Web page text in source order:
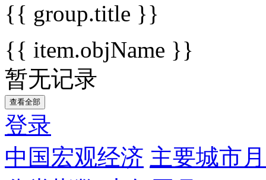
{{ group.title }}
{{ item.objName }}
暂无记录
查看全部
登录
中国宏观经济 主要城市